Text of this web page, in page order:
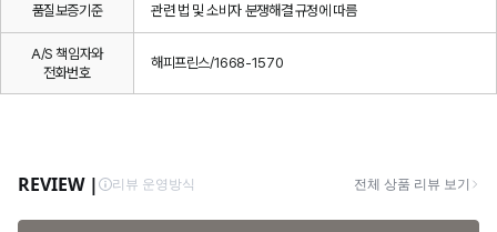
품질보증기준 관련 법 및 소비자 분쟁해결 규정에 따름
A/S 책임자와
전화번호
해피프린스/1668-1570